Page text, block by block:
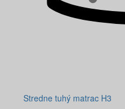
Stredne tuhý matrac H3